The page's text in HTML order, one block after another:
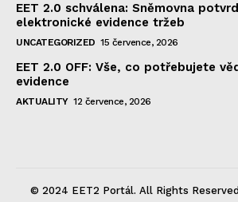
EET 2.0 schválena: Sněmovna
elektronické evidence tržeb
UNCATEGORIZED 15 července, 2026
EET 2.0 OFF: Vše, co potřebujete
evidence
AKTUALITY 12 července, 2026
© 2024 EET2 Portál. All Rights